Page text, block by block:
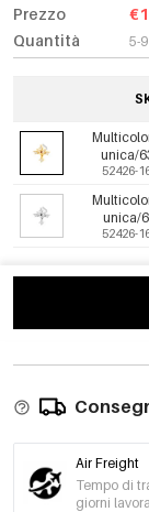
Prezzo
Quantità
5-9
unica/
52426-
unica/
52426-
Air Freight
Tempo di
giorni